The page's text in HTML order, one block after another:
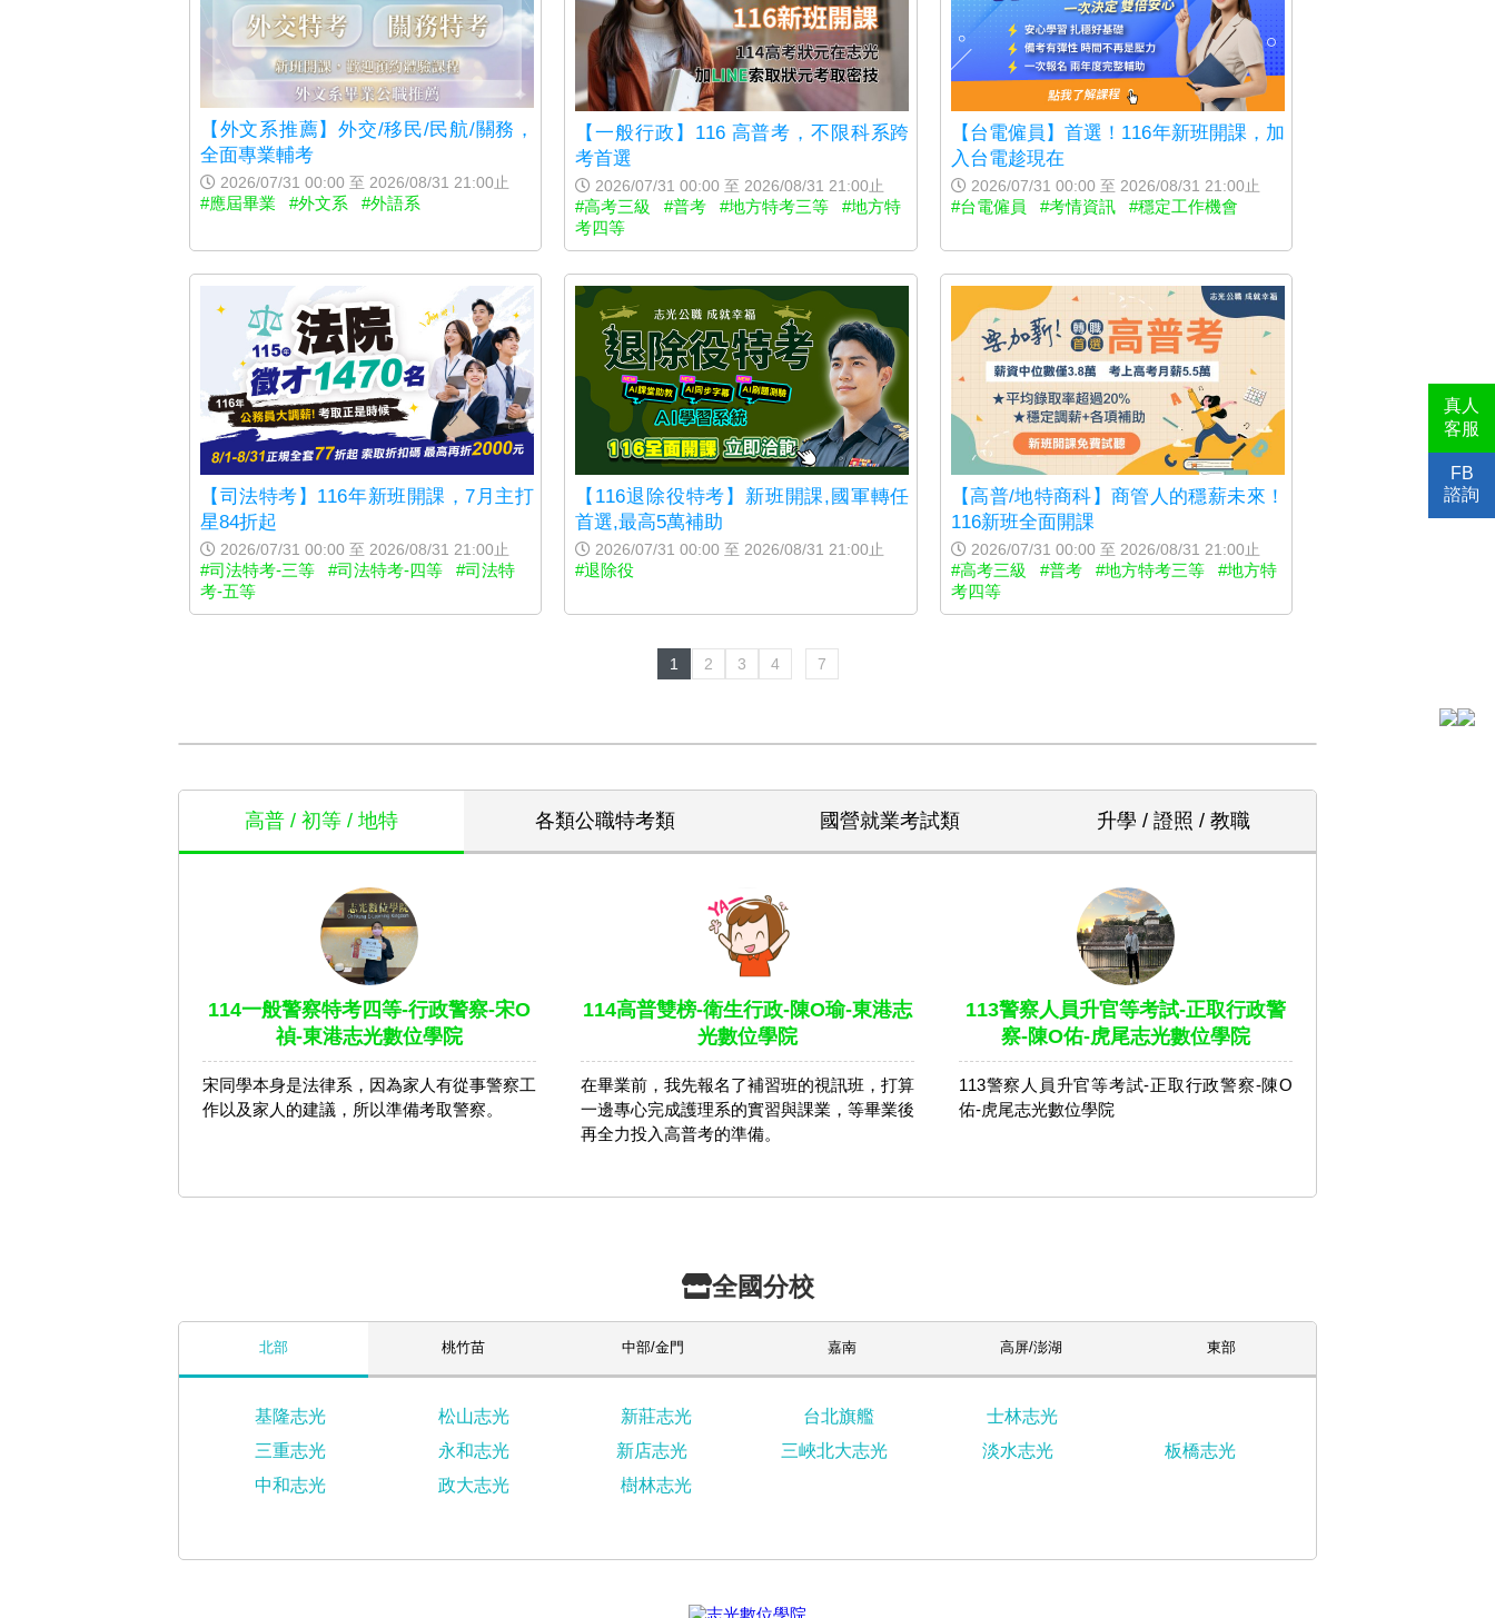
真人
客服
FB
諮詢
【外文系推薦】外交/移民/民航/關務，
全面專業輔考
2026/07/31 00:00 至 2026/08/31 21:00止
#應屆畢業 #外文系 #外語系
【一般行政】116 高普考，不限科系跨
考首選
2026/07/31 00:00 至 2026/08/31 21:00止
#高考三級 #普考 #地方特考三等
#地方特
考四等
【台電僱員】首選！116年新班開課，加
入台電趁現在
2026/07/31 00:00 至 2026/08/31 21:00止
#台電僱員 #考情資訊 #穩定工作機會
【司法特考】116年新班開課，7月主打
星84折起
2026/07/31 00:00 至 2026/08/31 21:00止
#司法特考-三等 #司法特考-四等
#司法特
考-五等
【116退除役特考】新班開課,國軍轉任
首選,最高5萬補助
2026/07/31 00:00 至 2026/08/31 21:00止
#退除役
【高普/地特商科】商管人的穩薪未來！
116新班全面開課
2026/07/31 00:00 至 2026/08/31 21:00止
#高考三級 #普考 #地方特考三等
#地方特
考四等
1 2 3 4 7
高普 / 初等 / 地特 各類公職特考類 國營就業考試類 升學 / 證照 / 教職
114一般警察特考四等-行政警察-宋O
禎-東港志光數位學院
宋同學本身是法律系，因為家人有從事警察工
作以及家人的建議，所以準備考取警察。
114高普雙榜-衛生行政-陳O瑜-東港志
光數位學院
在畢業前，我先報名了補習班的視訊班，打算
一邊專心完成護理系的實習與課業，等畢業後
再全力投入高普考的準備。
113警察人員升官等考試-正取行政警
察-陳O佑-虎尾志光數位學院
113警察人員升官等考試-正取行政警察-陳O
佑-虎尾志光數位學院
全國分校
北部 桃竹苗 中部/金門 嘉南 高屏/澎湖 東部
基隆志光 松山志光 新莊志光 台北旗艦
士林志光
三重志光
永和志光 新店志光 三峽北大志光 淡水志光
板橋志光
中和志光
政大志光 樹林志光